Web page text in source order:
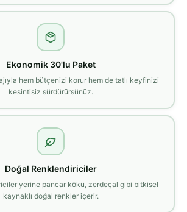
Ekonomik 30'lu Paket
hem bütçenizi korur hem de tatlı keyfinizi
kesintisiz sürdürürsünüz.
Doğal Renklendiriciler
yerine pancar kökü, zerdeçal gibi bitkisel
kaynaklı doğal renkler içerir.